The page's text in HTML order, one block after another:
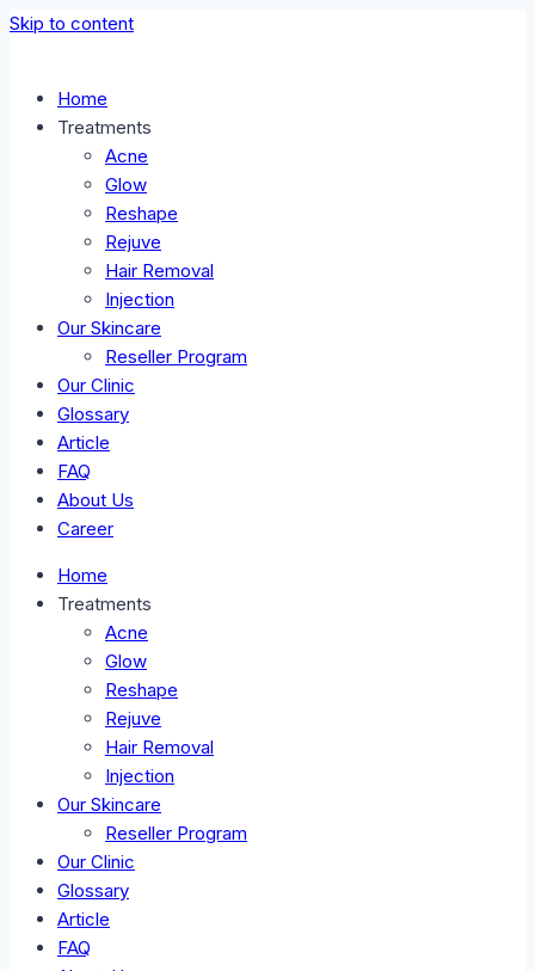
Skip to content
Home
Treatments
Acne
Glow
Reshape
Rejuve
Hair Removal
Injection
Our Skincare
Reseller Program
Our Clinic
Glossary
Article
FAQ
About Us
Career
Home
Treatments
Acne
Glow
Reshape
Rejuve
Hair Removal
Injection
Our Skincare
Reseller Program
Our Clinic
Glossary
Article
FAQ